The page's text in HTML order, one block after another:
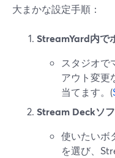
大まかな設定手順：
StreamYard内で
スタジオで
アウト変更
当てます。(
Stream Deckソフ
使いたいボ
を選び、